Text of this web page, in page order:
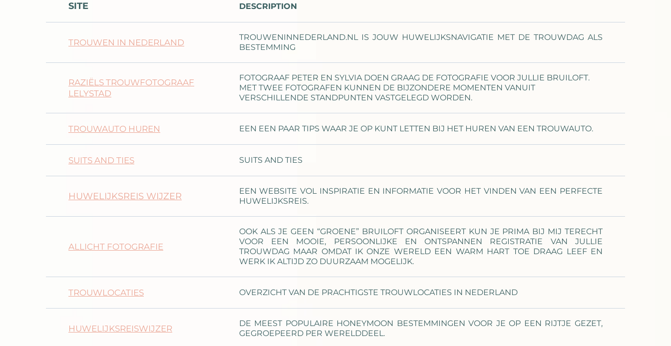
SITE DESCRIPTION
TROUWEN IN NEDERLAND
TROUWENINNEDERLAND.NL IS JOUW HUWELIJKSNAVIGATIE MET DE TROUWDAG ALS
BESTEMMING
RAZIËLS TROUWFOTOGRAAF
LELYSTAD
FOTOGRAAF PETER EN SYLVIA DOEN GRAAG DE FOTOGRAFIE VOOR JULLIE BRUILOFT.
MET TWEE FOTOGRAFEN KUNNEN DE BIJZONDERE MOMENTEN VANUIT
VERSCHILLENDE STANDPUNTEN VASTGELEGD WORDEN.
TROUWAUTO HUREN EEN EEN PAAR TIPS WAAR JE OP KUNT LETTEN BIJ HET HUREN VAN EEN TROUWAUTO.
SUITS AND TIES SUITS AND TIES
HUWELIJKSREIS WIJZER
EEN WEBSITE VOL INSPIRATIE EN INFORMATIE VOOR HET VINDEN VAN EEN PERFECTE
HUWELIJKSREIS.
ALLICHT FOTOGRAFIE
OOK ALS JE GEEN “GROENE” BRUILOFT ORGANISEERT KUN JE PRIMA BIJ MIJ TERECHT
VOOR EEN MOOIE, PERSOONLIJKE EN ONTSPANNEN REGISTRATIE VAN JULLIE
TROUWDAG MAAR OMDAT IK ONZE WERELD EEN WARM HART TOE DRAAG LEEF EN
WERK IK ALTIJD ZO DUURZAAM MOGELIJK.
TROUWLOCATIES OVERZICHT VAN DE PRACHTIGSTE TROUWLOCATIES IN NEDERLAND
HUWELIJKSREISWIJZER
DE MEEST POPULAIRE HONEYMOON BESTEMMINGEN VOOR JE OP EEN RIJTJE GEZET,
GEGROEPEERD PER WERELDDEEL.